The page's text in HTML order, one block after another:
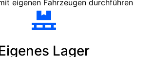
eigenen Fahrzeugen durchführen
Lager